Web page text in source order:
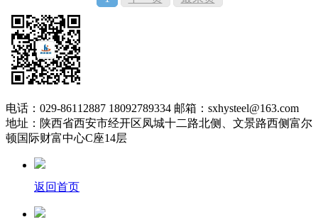
电话：029-86112887 18092789334 邮箱：sxhysteel@163.com
地址：陕西省西安市经开区凤城十二路北侧、文景路西侧富尔
顿国际财富中心C座14层
返回首页